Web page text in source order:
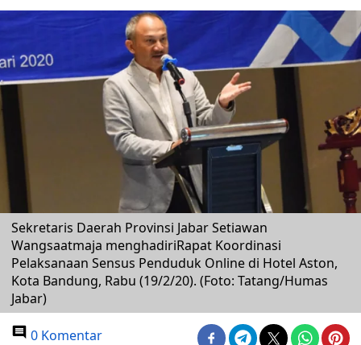
Sekretaris Daerah Provinsi Jabar Setiawan
Wangsaatmaja menghadiriRapat Koordinasi
Pelaksanaan Sensus Penduduk Online di Hotel Aston,
Kota Bandung, Rabu (19/2/20). (Foto: Tatang/Humas
Jabar)
0 Komentar